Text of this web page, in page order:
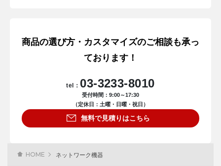
商品の選び方・カスタマイズのご相談も承っ
ております！
tel： 03-3233-8010
受付時間：9:00～17:30
（定休日：土曜・日曜・祝日）
無料で見積りはこちら
HOME ネットワーク機器